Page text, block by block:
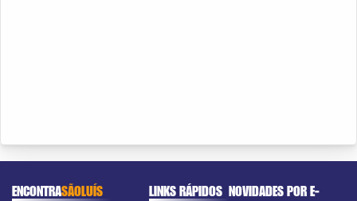
ENCONTRASÃOLUÍS LINKS RÁPIDOS NOVIDADES POR E-